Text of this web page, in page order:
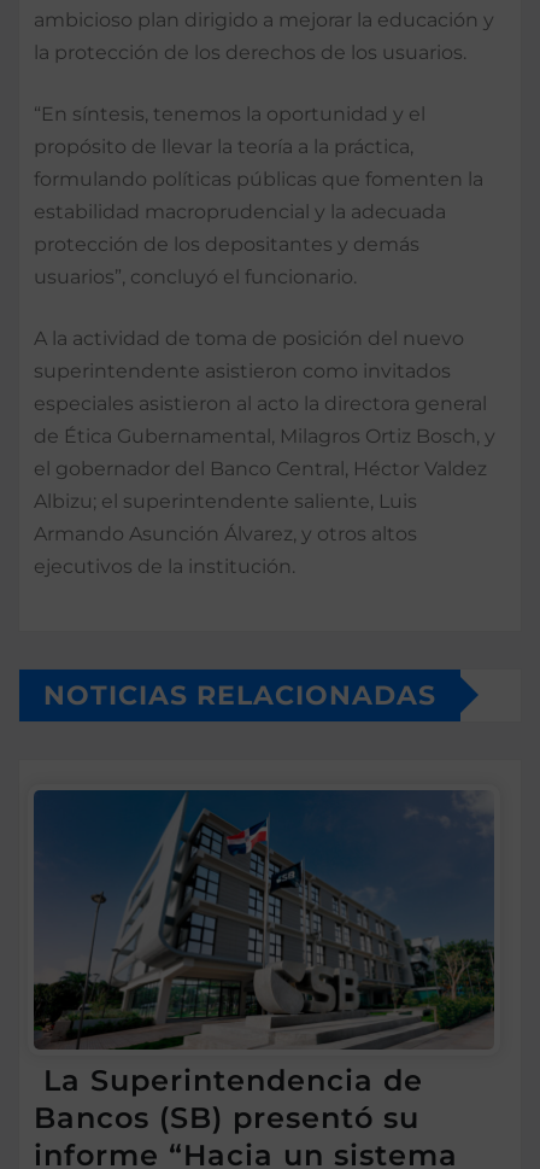
ambicioso plan dirigido a mejorar la educación y
la protección de los derechos de los usuarios.
“En síntesis, tenemos la oportunidad y el
propósito de llevar la teoría a la práctica,
formulando políticas públicas que fomenten la
estabilidad macroprudencial y la adecuada
protección de los depositantes y demás
usuarios”, concluyó el funcionario.
A la actividad de toma de posición del nuevo
superintendente asistieron como invitados
especiales asistieron al acto la directora general
de Ética Gubernamental, Milagros Ortiz Bosch, y
el gobernador del Banco Central, Héctor Valdez
Albizu; el superintendente saliente, Luis
Armando Asunción Álvarez, y otros altos
ejecutivos de la institución.
NOTICIAS RELACIONADAS
La Superintendencia de
Bancos (SB) presentó su
informe “Hacia un sistema